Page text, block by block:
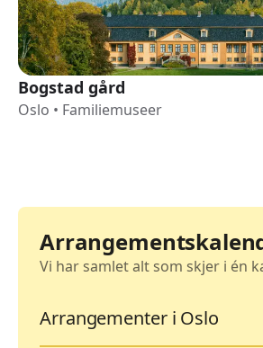
Bogstad gård
Oslo • Familiemuseer
Vi har samlet alt som skjer i én
Arrangementer i Oslo